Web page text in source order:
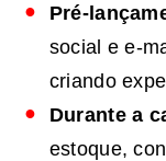
Pré-
social e e-
criando
Durante a
estoque,